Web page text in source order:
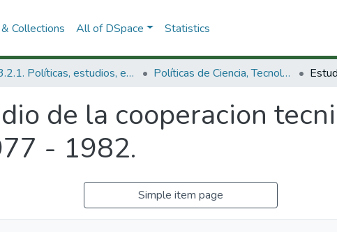
Collections All of DSpace Statistics
3.2.1. Políticas, estudios, evaluaciones e indicadores de CTeI Políticas de Ciencia, Tecnología e Innovación
de la cooperacion
- 1982.
Simple item page